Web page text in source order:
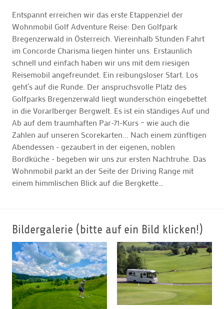
Entspannt erreichen wir das erste Etappenziel der
Wohnmobil Golf Adventure Reise: Den Golfpark
Bregenzerwald in Österreich. Viereinhalb Stunden Fahrt
im Concorde Charisma liegen hinter uns. Erstaunlich
schnell und einfach haben wir uns mit dem riesigen
Reisemobil angefreundet. Ein reibungsloser Start. Los
geht’s auf die Runde. Der anspruchsvolle Platz des
Golfparks Bregenzerwald liegt wunderschön eingebettet
in die Vorarlberger Bergwelt. Es ist ein ständiges Auf und
Ab auf dem traumhaften Par-71-Kurs – wie auch die
Zahlen auf unseren Scorekarten... Nach einem zünftigen
Abendessen - gezaubert in der eigenen, noblen
Bordküche - begeben wir uns zur ersten Nachtruhe. Das
Wohnmobil parkt an der Seite der Driving Range mit
einem himmlischen Blick auf die Bergkette…
Bildergalerie (bitte auf ein Bild klicken!)